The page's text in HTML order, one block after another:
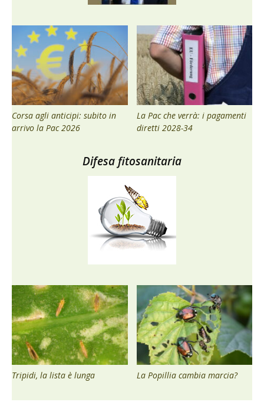
Corsa agli anticipi: subito in
arrivo la Pac 2026
La Pac che verrà: i pagamenti
diretti 2028-34
Difesa fitosanitaria
Tripidi, la lista è lunga La Popillia cambia marcia?